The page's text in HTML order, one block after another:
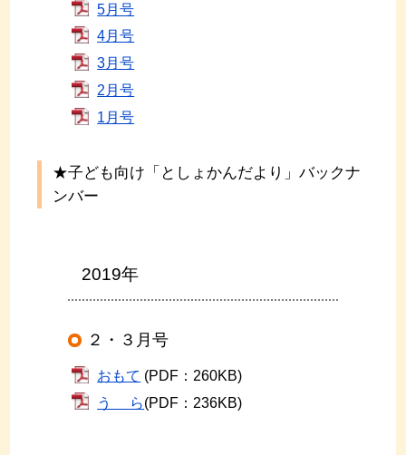
5月号
4月号
3月号
2月号
1月号
★子ども向け「としょかんだより」バックナ
ンバー
2019年
２・３月号
おもて (PDF：260KB)
う ら(PDF：236KB)